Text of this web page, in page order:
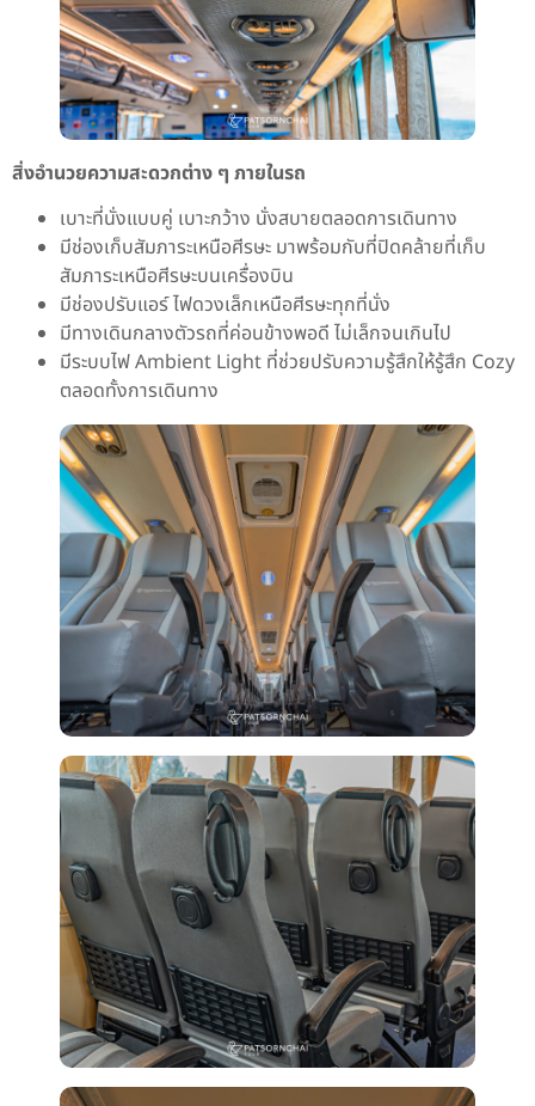
สิ่งอำนวยความสะดวกต่าง ๆ ภายในรถ
เบาะที่นั่งแบบคู่ เบาะกว้าง นั่งสบายตลอดการเดินทาง
มีช่องเก็บสัมภาระเหนือศีรษะ มาพร้อมกับที่ปิดคล้ายที่เก็บ
สัมภาระเหนือศีรษะบนเครื่องบิน
มีช่องปรับแอร์ ไฟดวงเล็กเหนือศีรษะทุกที่นั่ง
มีทางเดินกลางตัวรถที่ค่อนข้างพอดี ไม่เล็กจนเกินไป
มีระบบไฟ Ambient Light ที่ช่วยปรับความรู้สึกให้รู้สึก Cozy
ตลอดทั้งการเดินทาง